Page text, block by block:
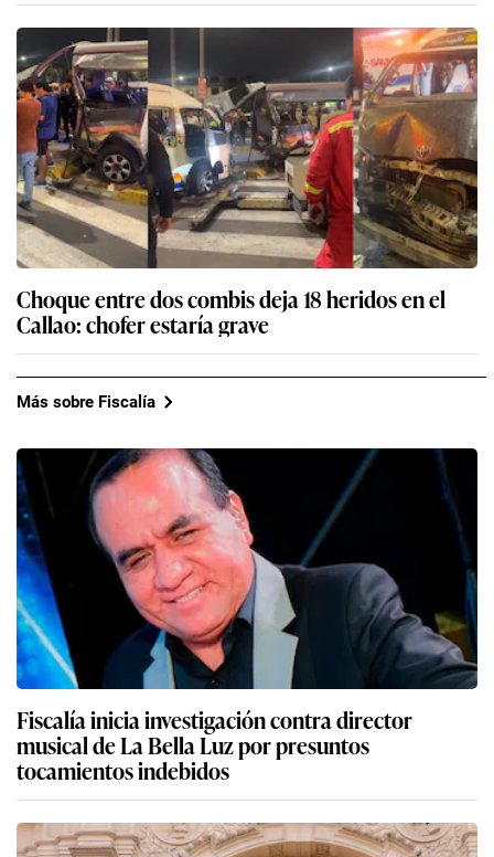
Choque entre dos combis deja 18 heridos en el
Callao: chofer estaría grave
Más sobre Fiscalía
Fiscalía inicia investigación contra director
musical de La Bella Luz por presuntos
tocamientos indebidos